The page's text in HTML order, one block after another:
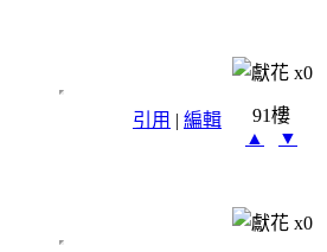
x0
引用 | 編輯
91樓
▲
▼
x0